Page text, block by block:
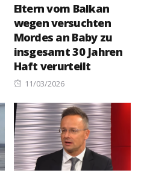
Eltern vom Balkan
wegen versuchten
Mordes an Baby zu
insgesamt 30 Jahren
Haft verurteilt
Posted
11/03/2026